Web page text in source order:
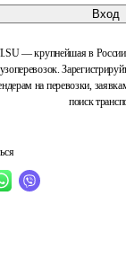
Вход
— крупнейшая в
на перевозки,
поиск